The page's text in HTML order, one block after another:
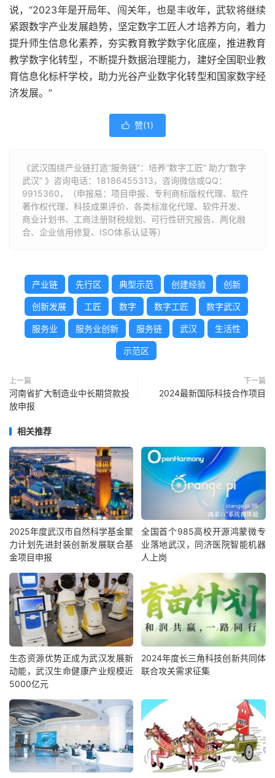
说，“2023年是开局年、闯关年，也是丰收年，武软将继续
紧跟数字产业发展趋势，坚定数字工匠人才培养方向，着力
提升师生信息化素养，夯实教育教学数字化底座，推进教育
教学数字化转型，不断提升数据治理能力，建好全国职业教
育信息化标杆学校，助力光谷产业数字化转型和国家数字经
济发展。”
 赞(1)
《武汉围绕产业链打造“服务链”：培养“数字工匠” 助力“数字
武汉” 》咨询电话： 18186455313，咨询微信或QQ：
9915360，（申报易：项目申报、专利商标版权代理、软件
著作权代理、科技成果评价、各类标准化代理、软件开发、
商业计划书、工商注册财税规划、可行性研究报告、两化融
合、企业信用修复、ISO体系认证等）
产业链 先行区 典型示范 创建经验 创新
创新发展 工匠 数字 数字工匠 数字武汉
服务业 服务业创新 服务链 武汉 生活性
示范区
上一篇
河南省扩大制造业中长期贷款投
放申报
下一篇
2024最新国际科技合作项目
相关推荐
2025年度武汉市自然科学基金聚
力计划先进封装创新发展联合基
金项目申报
全国首个985高校开源鸿蒙微专
业落地武汉，同济医院智能机器
人上岗
生态资源优势正成为武汉发展新
动能，武汉生命健康产业规模近
5000亿元
2024年度长三角科技创新共同体
联合攻关需求征集